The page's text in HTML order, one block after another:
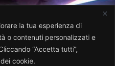
la tua esperienza di
o contenuti personalizzati e
“Accetta tutti”,
cookie.